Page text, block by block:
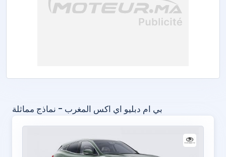
بي ام دبليو اي اكس المغرب - نماذج مماثلة